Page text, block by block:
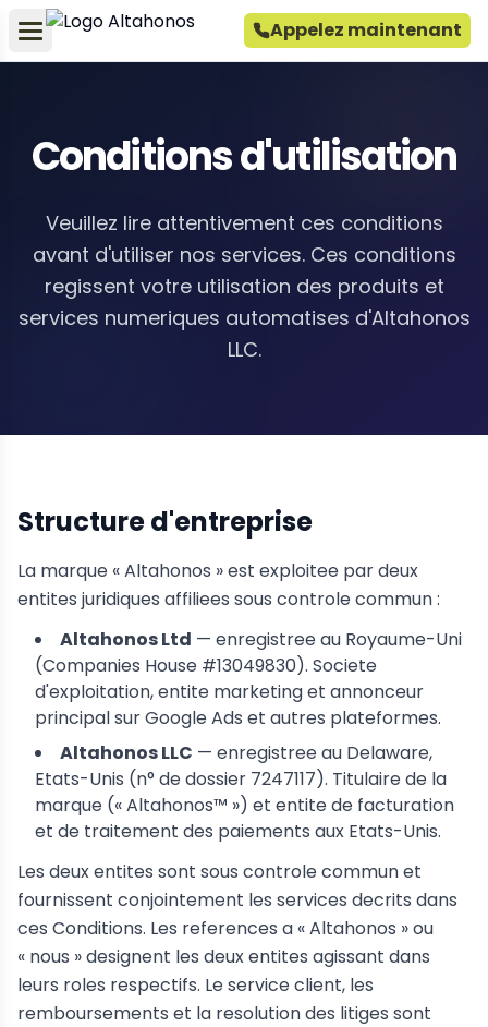
Appelez maintenant
Conditions d'utilisation
Veuillez lire attentivement ces conditions
avant d'utiliser nos services. Ces conditions
regissent votre utilisation des produits et
services numeriques automatises d'Altahonos
LLC.
Structure d'entreprise
La marque « Altahonos » est exploitee par deux
entites juridiques affiliees sous controle commun :
Altahonos Ltd — enregistree au Royaume-Uni
(Companies House #13049830). Societe
d'exploitation, entite marketing et annonceur
principal sur Google Ads et autres plateformes.
Altahonos LLC — enregistree au Delaware,
Etats-Unis (n° de dossier 7247117). Titulaire de la
marque (« Altahonos™ ») et entite de facturation
et de traitement des paiements aux Etats-Unis.
Les deux entites sont sous controle commun et
fournissent conjointement les services decrits dans
ces Conditions. Les references a « Altahonos » ou
« nous » designent les deux entites agissant dans
leurs roles respectifs. Le service client, les
remboursements et la resolution des litiges sont